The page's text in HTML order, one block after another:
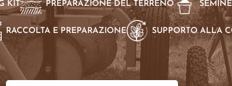
KIT PREPARAZIONE DEL TERRENO
RACCOLTA E PREPARAZIONE SUPPORTO ALLA
Home Prodotti taggati “tools card”